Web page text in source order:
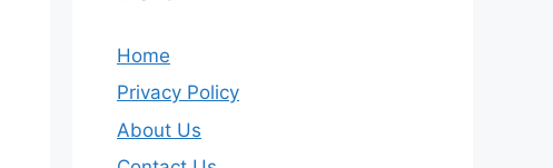
Home
Privacy Policy
About Us